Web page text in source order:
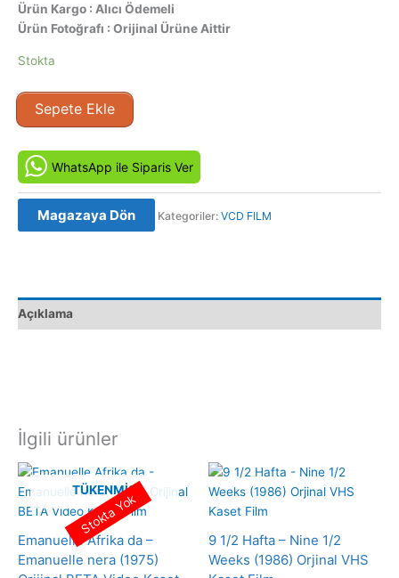
Ürün Kargo : Alıcı Ödemeli
Ürün Fotoğrafı : Orijinal Ürüne Aittir
Stokta
Çanakkale
1915
Orijinal
VCD
adet
Sepete Ekle
WhatsApp ile Siparis Ver
Magazaya Dön Kategoriler: VCD FILM
Açıklama
İlgili ürünler
TÜKENMIŞ
Emanuelle Afrika da –
Emanuelle nera (1975)
Stokta Yok
9 1/2 Hafta – Nine 1/2
Weeks (1986) Orjinal VHS